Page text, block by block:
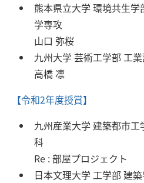
熊本県立大学 環境共生
学専攻
山口 弥桜
九州大学 芸術工学部 工
高橋 凛
【令和2年度授賞】
九州産業大学 建築都市
科
Re : 部屋プロジェクト
日本文理大学 工学部 建